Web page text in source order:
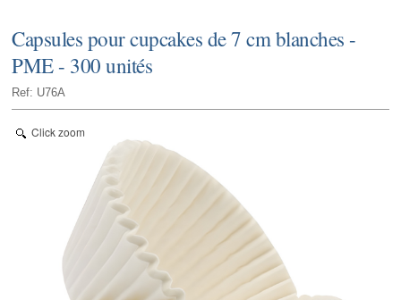
Capsules pour cupcakes de 7 cm blanches -
PME - 300 unités
Ref: U76A
Click zoom